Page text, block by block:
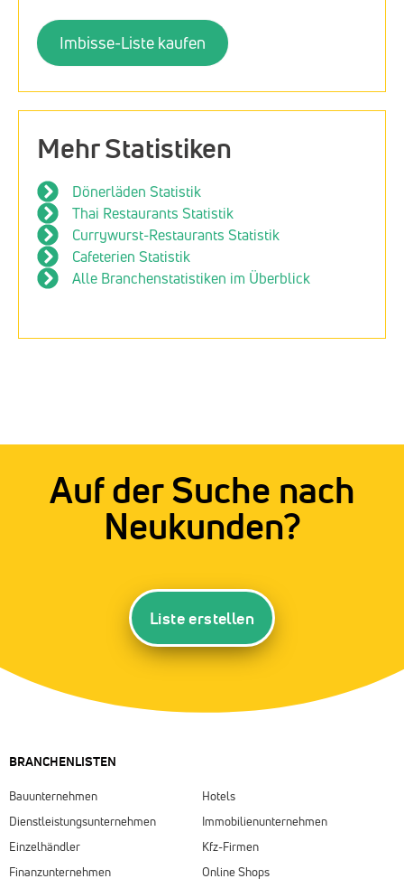
Imbisse-Liste kaufen
Mehr Statistiken
Dönerläden Statistik
Thai Restaurants Statistik
Currywurst-Restaurants Statistik
Cafeterien Statistik
Alle Branchenstatistiken im Überblick
Auf der Suche nach
Neukunden?
Liste erstellen
BRANCHENLISTEN
Bauunternehmen
Dienstleistungsunternehmen
Einzelhändler
Finanzunternehmen
Hotels
Immobilienunternehmen
Kfz-Firmen
Online Shops